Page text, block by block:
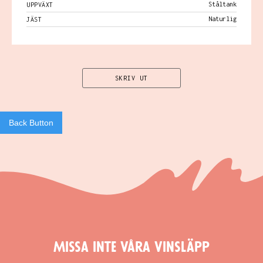
UPPVÄXT Ståltank
JÄST Naturlig
SKRIV UT
Back Button
Missa inte våra vinsläpp